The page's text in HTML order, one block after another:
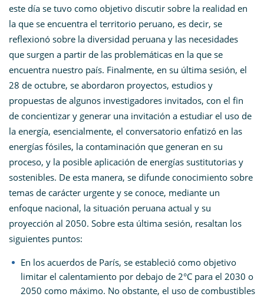
este día se tuvo como objetivo discutir sobre la realidad en
la que se encuentra el territorio peruano, es decir, se
reflexionó sobre la diversidad peruana y las necesidades
que surgen a partir de las problemáticas en la que se
encuentra nuestro país. Finalmente, en su última sesión, el
28 de octubre, se abordaron proyectos, estudios y
propuestas de algunos investigadores invitados, con el fin
de concientizar y generar una invitación a estudiar el uso de
la energía, esencialmente, el conversatorio enfatizó en las
energías fósiles, la contaminación que generan en su
proceso, y la posible aplicación de energías sustitutorias y
sostenibles. De esta manera, se difunde conocimiento sobre
temas de carácter urgente y se conoce, mediante un
enfoque nacional, la situación peruana actual y su
proyección al 2050. Sobre esta última sesión, resaltan los
siguientes puntos:
En los acuerdos de París, se estableció como objetivo
limitar el calentamiento por debajo de 2°C para el 2030 o
2050 como máximo. No obstante, el uso de combustibles